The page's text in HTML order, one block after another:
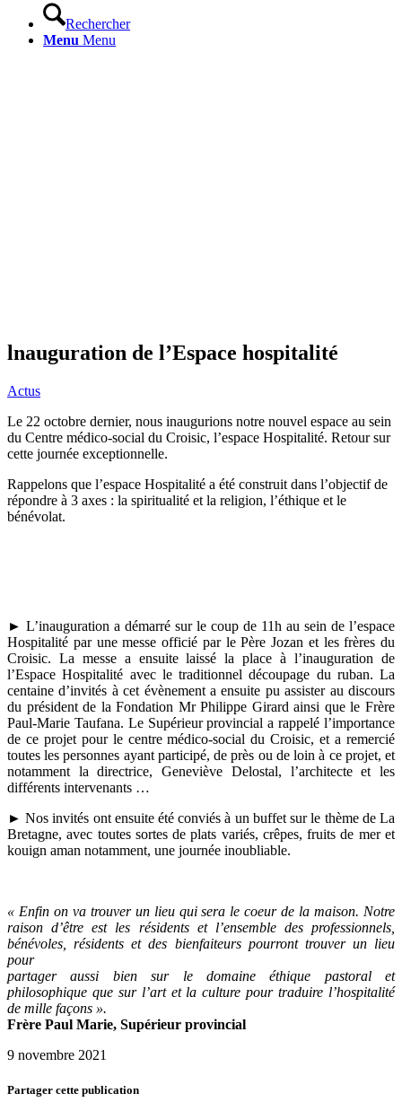
Rechercher
Menu Menu
lnauguration de l’Espace hospitalité
Actus
Le 22 octobre dernier, nous inaugurions notre nouvel espace au sein
du Centre médico-social du Croisic, l’espace Hospitalité. Retour sur
cette journée exceptionnelle.
Rappelons que l’espace Hospitalité a été construit dans l’objectif de
répondre à 3 axes : la spiritualité et la religion, l’éthique et le
bénévolat.
► L’inauguration a démarré sur le coup de 11h au sein de l’espace
Hospitalité par une messe officié par le Père Jozan et les frères du
Croisic. La messe a ensuite laissé la place à l’inauguration de
l’Espace Hospitalité avec le traditionnel découpage du ruban. La
centaine d’invités à cet évènement a ensuite pu assister au discours
du président de la Fondation Mr Philippe Girard ainsi que le Frère
Paul-Marie Taufana. Le Supérieur provincial a rappelé l’importance
de ce projet pour le centre médico-social du Croisic, et a remercié
toutes les personnes ayant participé, de près ou de loin à ce projet, et
notamment la directrice, Geneviève Delostal, l’architecte et les
différents intervenants …
► Nos invités ont ensuite été conviés à un buffet sur le thème de La
Bretagne, avec toutes sortes de plats variés, crêpes, fruits de mer et
kouign aman notamment, une journée inoubliable.
« Enfin on va trouver un lieu qui sera le coeur de la maison. Notre
raison d’être est les résidents et l’ensemble des professionnels,
bénévoles, résidents et des bienfaiteurs pourront trouver un lieu
pour
partager aussi bien sur le domaine éthique pastoral et
philosophique que sur l’art et la culture pour traduire l’hospitalité
de mille façons ».
Frère Paul Marie, Supérieur provincial
9 novembre 2021
Partager cette publication